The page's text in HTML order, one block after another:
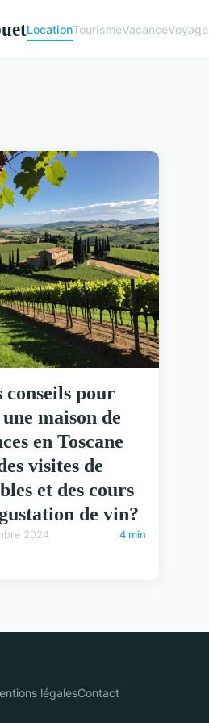
LocationTourismeVacanceVoyage
conseils pour
maison de
en Toscane
visites de
et des cours
de vin?
2024 4 min
légalesContact